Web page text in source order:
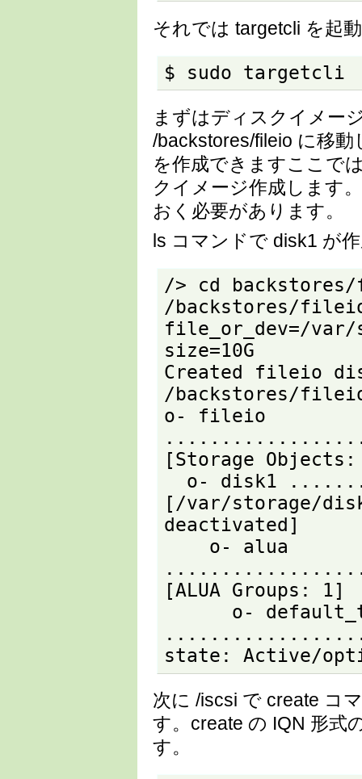
それでは targetcli を起
$ sudo targetcli
まずはディスクイメー
/backstores/fileio に移
を作成できますここで
クイメージ作成します
おく必要があります。
ls コマンドで disk1 が
/> cd
/backstores/
file_or_dev=/var/
size=10G
Created fileio
/backstores/
o- fileio
[Storage
[/var/storage/
deactivated]
[ALUA Groups: 1]
state: Active/
次に /iscsi で create コ
す。create の IQN 形式
す。